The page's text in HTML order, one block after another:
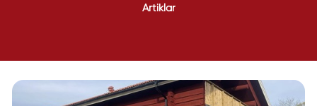
Artiklar